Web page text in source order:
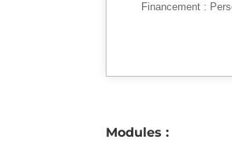
Financement :
Modules :